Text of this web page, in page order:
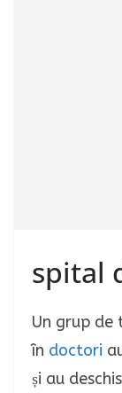
spital
Un grup de
în doctori
și au